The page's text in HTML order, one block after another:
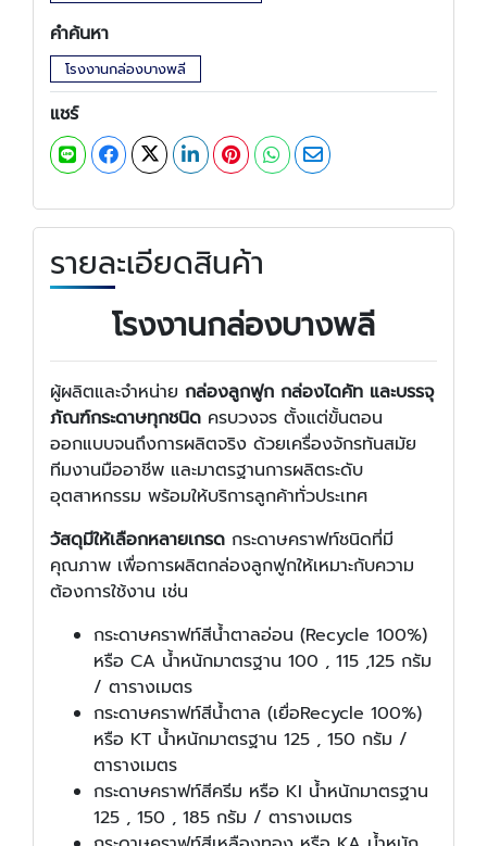
คำค้นหา
โรงงานกล่องบางพลี
แชร์
รายละเอียดสินค้า
โรงงานกล่องบางพลี
ผู้ผลิตและจำหน่าย กล่องลูกฟูก กล่องไดคัท และบรรจุ
ภัณฑ์กระดาษทุกชนิด ครบวงจร ตั้งแต่ขั้นตอน
ออกแบบจนถึงการผลิตจริง ด้วยเครื่องจักรทันสมัย
ทีมงานมืออาชีพ และมาตรฐานการผลิตระดับ
อุตสาหกรรม พร้อมให้บริการลูกค้าทั่วประเทศ
วัสดุมีให้เลือกหลายเกรด กระดาษคราฟท์ชนิดที่มี
คุณภาพ เพื่อการผลิตกล่องลูกฟูกให้เหมาะกับความ
ต้องการใช้งาน เช่น
กระดาษคราฟท์สีน้ำตาลอ่อน (Recycle 100%)
หรือ CA น้ำหนักมาตรฐาน 100 , 115 ,125 กรัม
/ ตารางเมตร
กระดาษคราฟท์สีน้ำตาล (เยื่อRecycle 100%)
หรือ KT น้ำหนักมาตรฐาน 125 , 150 กรัม /
ตารางเมตร
กระดาษคราฟท์สีครีม หรือ KI น้ำหนักมาตรฐาน
125 , 150 , 185 กรัม / ตารางเมตร